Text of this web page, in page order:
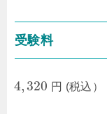
受験料
4, 320 円 (税込）